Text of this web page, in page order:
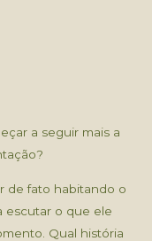
a seguir mais a
de fato habitando o
escutar o que ele
Qual história